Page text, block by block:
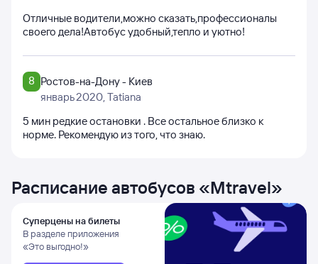
Расписание автобусов «Mtravel»
Суперцены на билеты
В разделе приложения
«Это выгодно!»
Отличные водители,можно сказать,профессионалы
своего дела!Автобус удобный,тепло и уютно!
8 Ростов-на-Дону - Киев
январь 2020, Tatiana
5 мин редкие остановки . Все остальное близко к
норме. Рекомендую из того, что знаю.